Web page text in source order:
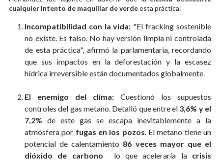
cualquier intento de maquillar de verdeesta práctica:
Incompatibilidad con la vida: "El fracking sostenible
no existe. Es falso. No hay versión limpia ni controlada
de esta práctica", afirmó la parlamentaria, recordando
que sus impactos en la deforestación y la escasez
hídrica irreversible están documentados globalmente.
El enemigo del clima: Cuestionó los supuestos
controles del gas metano. Detalló que entre el 3,6% y el
7,2% de este gas se escapa inevitablemente a la
atmósfera por fugas en los pozos. El metano tiene un
potencial de calentamiento 86 veces mayor que el
dióxido de carbono
lo que aceleraría la crisis